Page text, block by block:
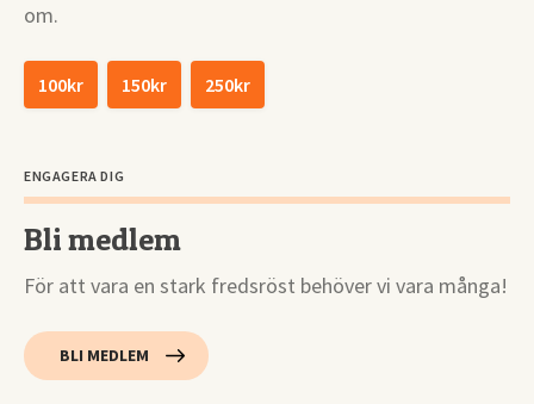
om.
100kr 150kr 250kr
ENGAGERA DIG
Bli medlem
För att vara en stark fredsröst behöver vi vara många!
BLI MEDLEM